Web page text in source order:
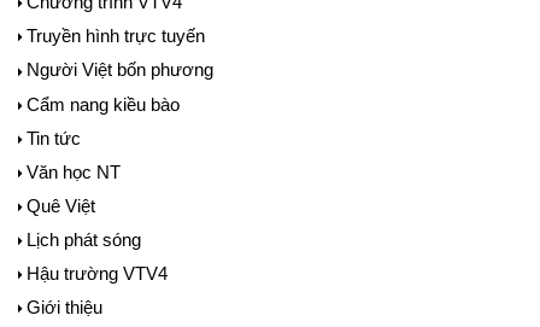
Truyền hình trực tuyến
Người Việt bốn phương
Cẩm nang kiều bào
Tin tức
Văn học NT
Quê Việt
Lịch phát sóng
Hậu trường VTV4
Giới thiệu